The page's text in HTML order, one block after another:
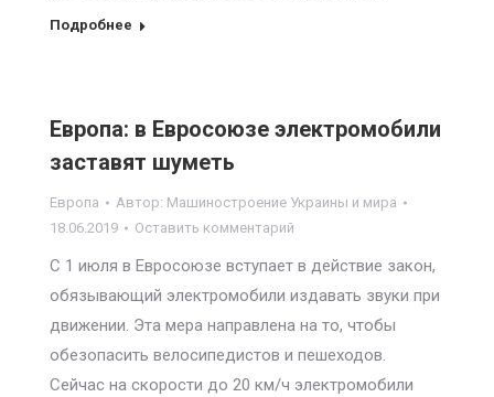
Подробнее
Европа: в Евросоюзе электромобили
заставят шуметь
Европа Автор: Машиностроение Украины и мира
18.06.2019
Оставить комментарий
С 1 июля в Евросоюзе вступает в действие закон,
обязывающий электромобили издавать звуки при
движении. Эта мера направлена на то, чтобы
обезопасить велосипедистов и пешеходов.
Сейчас на скорости до 20 км/ч электромобили